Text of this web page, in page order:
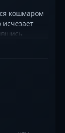
кошмаром
в
и